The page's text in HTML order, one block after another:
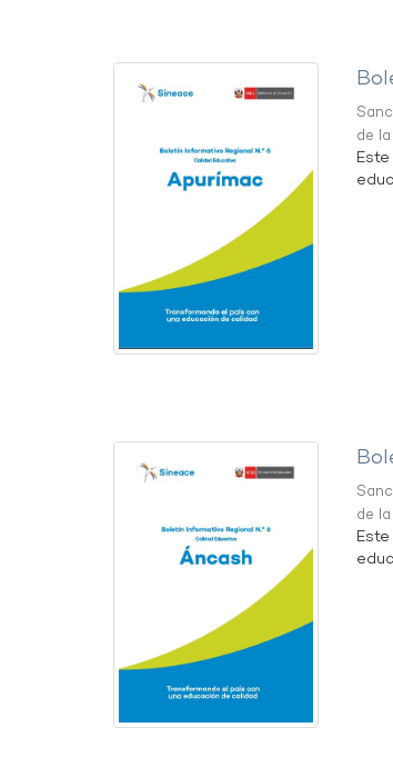
de
de